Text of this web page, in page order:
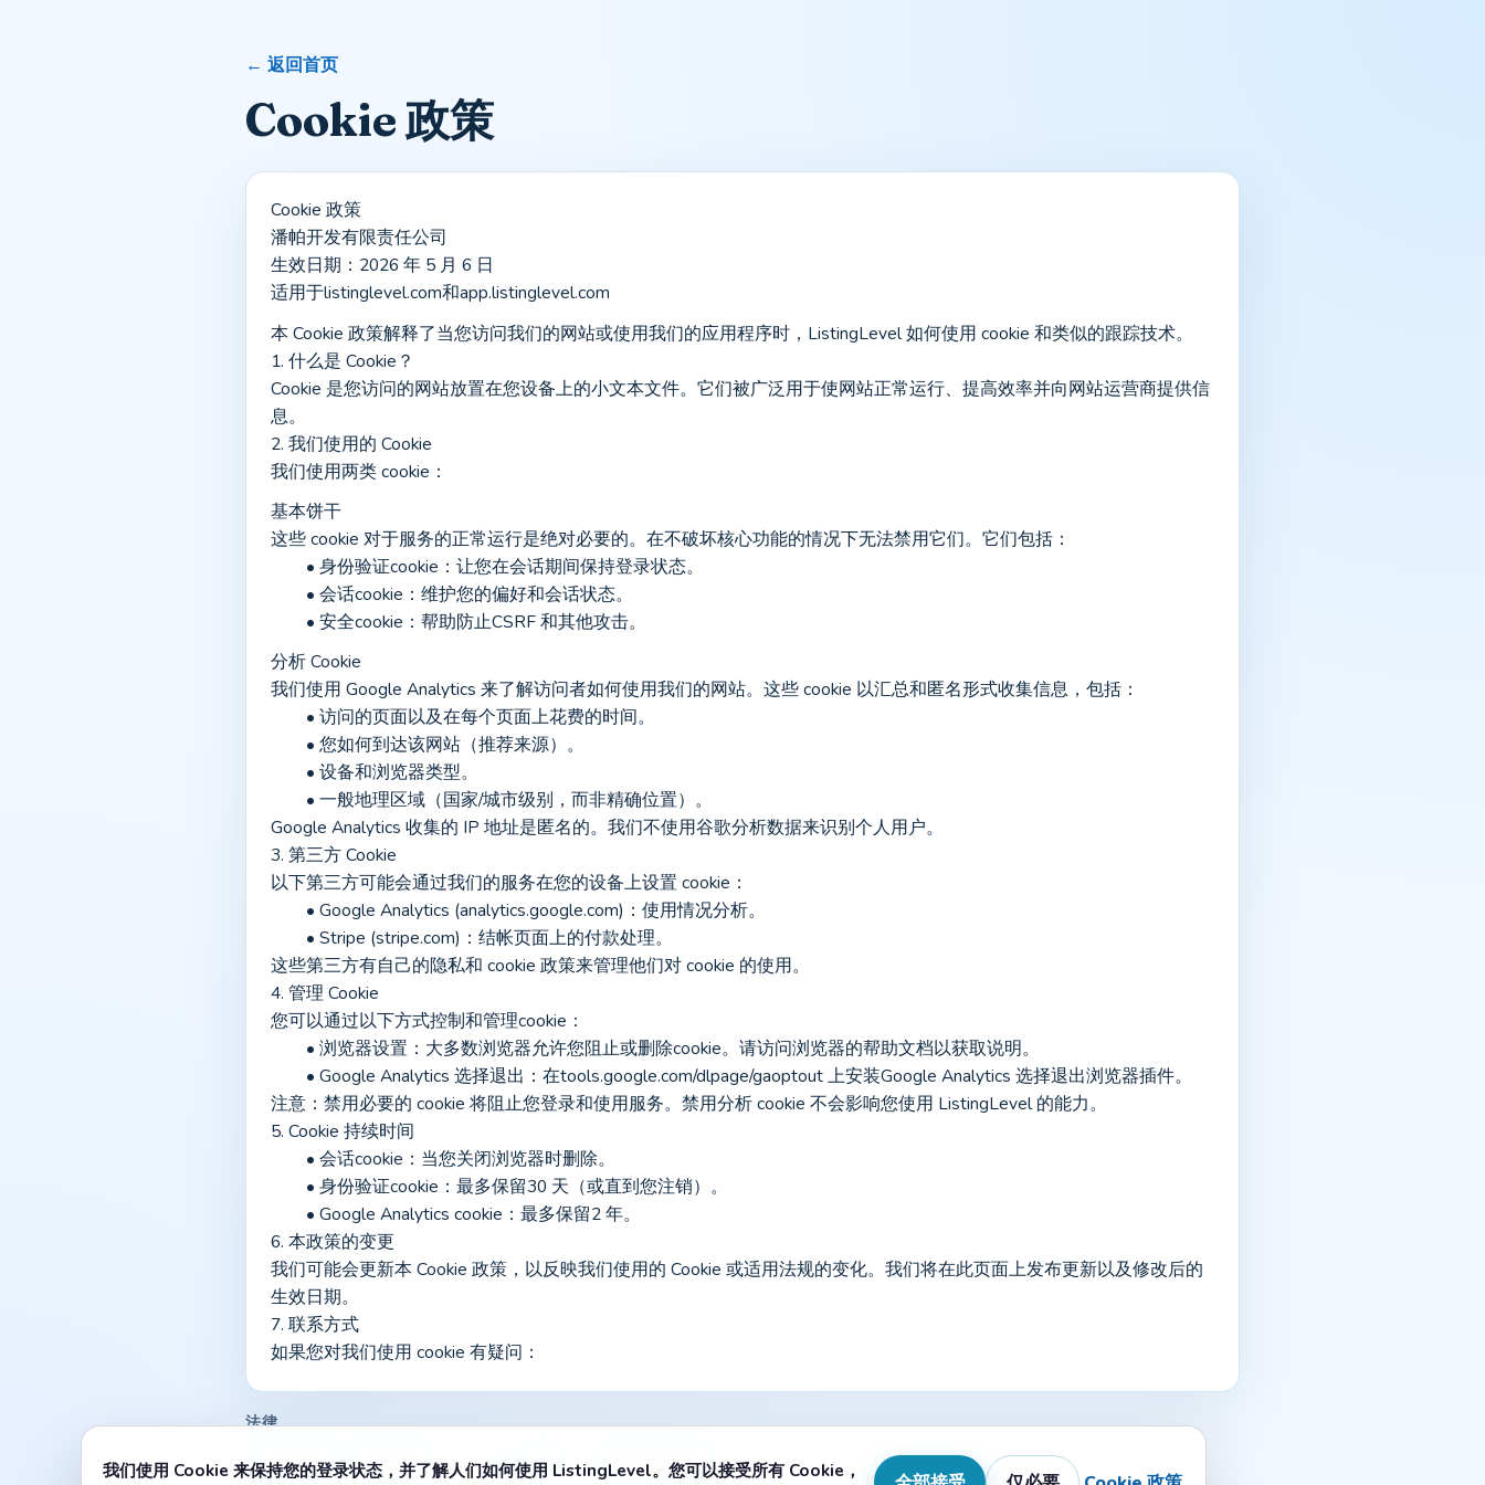
← 返回首页
Cookie 政策
Cookie 政策
潘帕开发有限责任公司
生效日期：2026 年 5 月 6 日
适用于listinglevel.com和app.listinglevel.com
本 Cookie 政策解释了当您访问我们的网站或使用我们的应用程序时，ListingLevel 如何使用 cookie 和类似的跟踪技术。
1. 什么是 Cookie？
Cookie 是您访问的网站放置在您设备上的小文本文件。它们被广泛用于使网站正常运行、提高效率并向网站运营商提供信
息。
2. 我们使用的 Cookie
我们使用两类 cookie：
基本饼干
这些 cookie 对于服务的正常运行是绝对必要的。在不破坏核心功能的情况下无法禁用它们。它们包括：
	• 身份验证cookie：让您在会话期间保持登录状态。
	• 会话cookie：维护您的偏好和会话状态。
	• 安全cookie：帮助防止CSRF 和其他攻击。
分析 Cookie
我们使用 Google Analytics 来了解访问者如何使用我们的网站。这些 cookie 以汇总和匿名形式收集信息，包括：
	• 访问的页面以及在每个页面上花费的时间。
	• 您如何到达该网站（推荐来源）。
	• 设备和浏览器类型。
	• 一般地理区域（国家/城市级别，而非精确位置）。
Google Analytics 收集的 IP 地址是匿名的。我们不使用谷歌分析数据来识别个人用户。
3. 第三方 Cookie
以下第三方可能会通过我们的服务在您的设备上设置 cookie：
	• Google Analytics (analytics.google.com)：使用情况分析。
	• Stripe (stripe.com)：结帐页面上的付款处理。
这些第三方有自己的隐私和 cookie 政策来管理他们对 cookie 的使用。
4. 管理 Cookie
您可以通过以下方式控制和管理cookie：
	• 浏览器设置：大多数浏览器允许您阻止或删除cookie。请访问浏览器的帮助文档以获取说明。
	• Google Analytics 选择退出：在tools.google.com/dlpage/gaoptout 上安装Google Analytics 选择退出浏览器插件。
注意：禁用必要的 cookie 将阻止您登录和使用服务。禁用分析 cookie 不会影响您使用 ListingLevel 的能力。
5. Cookie 持续时间
	• 会话cookie：当您关闭浏览器时删除。
	• 身份验证cookie：最多保留30 天（或直到您注销）。
	• Google Analytics cookie：最多保留2 年。
6. 本政策的变更
我们可能会更新本 Cookie 政策，以反映我们使用的 Cookie 或适用法规的变化。我们将在此页面上发布更新以及修改后的
生效日期。
7. 联系方式
如果您对我们使用 cookie 有疑问：
法律
服务条款 隐私政策 Cookie 政策 可接受使用政策
我们使用 Cookie 来保持您的登录状态，并了解人们如何使用 ListingLevel。您可以接受所有 Cookie，